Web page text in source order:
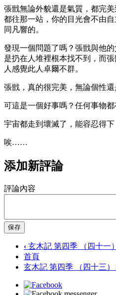
張戩無論外貌還是氣質，都完
都往那一站，你的目光會不由
同凡響的。
發現一個問題了嗎？張戩與他
是扔在人堆裡根本找不到，而
人感覺此人卓爾不群。
張戩，真的很完美，無論個性
可這是一個好事嗎？任何事物都
宇宙都走到壞滅了，能容忍得下
唉……
添加新評論
評論內容
保存
‹ 玄木記 第四季 （四十一）
首頁
玄木記 第四季 （四十三）